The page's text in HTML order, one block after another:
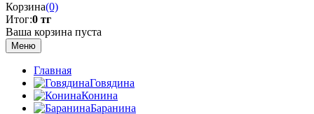
Корзина(0)
Итог:0 тг
Ваша корзина пуста
Меню
Главная
Говядина
Конина
Баранина